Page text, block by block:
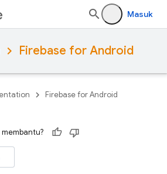
Masuk
Firebase for Android
Firebase for Android